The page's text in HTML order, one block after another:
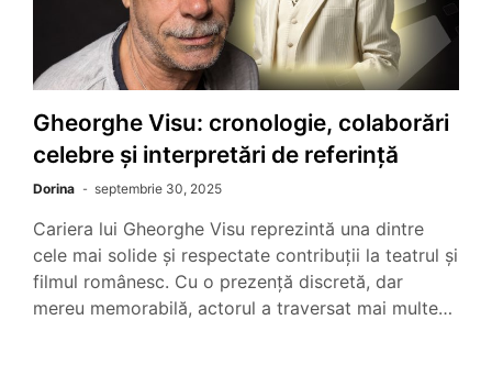
Gheorghe Visu: cronologie, colaborări
celebre și interpretări de referință
Dorina septembrie 30, 2025
Cariera lui Gheorghe Visu reprezintă una dintre
cele mai solide și respectate contribuții la teatrul și
filmul românesc. Cu o prezență discretă, dar
mereu memorabilă, actorul a traversat mai multe…